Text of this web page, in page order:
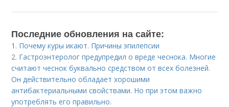
Последние обновления на сайте:
1. Почему куры икают. Причины эпилепсии
2. Гастроэнтеролог предупредил о вреде чеснока. Многие
считают чеснок буквально средством от всех болезней.
Он действительно обладает хорошими
антибактериальными свойствами. Но при этом важно
употреблять его правильно.